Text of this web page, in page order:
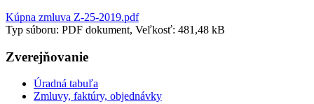
Kúpna zmluva Z-25-2019.pdf
Typ súboru: PDF dokument, Veľkosť: 481,48 kB
Zverejňovanie
Úradná tabuľa
Zmluvy, faktúry, objednávky